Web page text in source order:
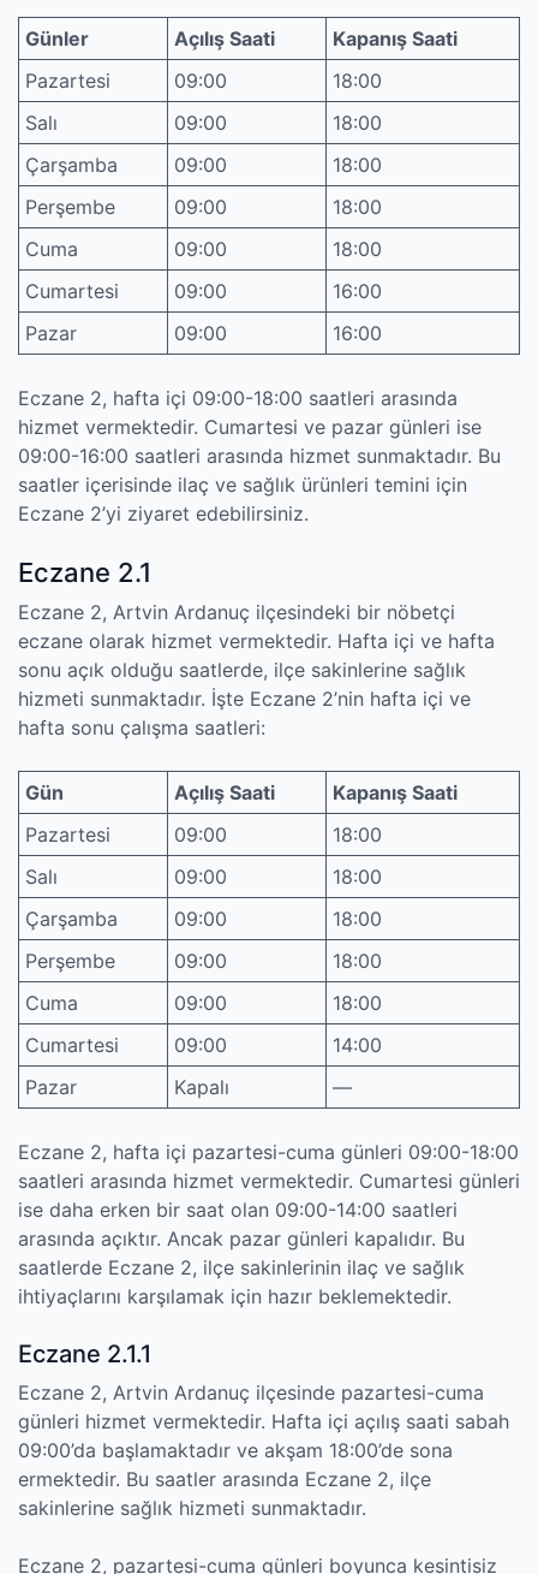
Günler Açılış Saati
Kapanış Saati
Pazartesi
09:00
18:00
Salı
09:00
18:00
Çarşamba
09:00
18:00
Perşembe
09:00
18:00
Cuma
09:00
18:00
Cumartesi
09:00
16:00
Pazar
09:00 16:00
Eczane 2, hafta içi 09:00-18:00 saatleri arasında
hizmet vermektedir. Cumartesi ve pazar günleri ise
09:00-16:00 saatleri arasında hizmet sunmaktadır. Bu
saatler içerisinde ilaç ve sağlık ürünleri temini için
Eczane 2’yi ziyaret edebilirsiniz.
Eczane 2.1
Eczane 2, Artvin Ardanuç ilçesindeki bir nöbetçi
eczane olarak hizmet vermektedir. Hafta içi ve hafta
sonu açık olduğu saatlerde, ilçe sakinlerine sağlık
hizmeti sunmaktadır. İşte Eczane 2’nin hafta içi ve
hafta sonu çalışma saatleri:
Gün Açılış Saati
Kapanış Saati
Pazartesi
09:00
18:00
Salı
09:00
18:00
Çarşamba
09:00
18:00
Perşembe
09:00
18:00
Cuma
09:00
18:00
Cumartesi
09:00
14:00
Pazar
Kapalı —
Eczane 2, hafta içi pazartesi-cuma günleri 09:00-18:00
saatleri arasında hizmet vermektedir. Cumartesi günleri
ise daha erken bir saat olan 09:00-14:00 saatleri
arasında açıktır. Ancak pazar günleri kapalıdır. Bu
saatlerde Eczane 2, ilçe sakinlerinin ilaç ve sağlık
ihtiyaçlarını karşılamak için hazır beklemektedir.
Eczane 2.1.1
Eczane 2, Artvin Ardanuç ilçesinde pazartesi-cuma
günleri hizmet vermektedir. Hafta içi açılış saati sabah
09:00’da başlamaktadır ve akşam 18:00’de sona
ermektedir. Bu saatler arasında Eczane 2, ilçe
sakinlerine sağlık hizmeti sunmaktadır.
Eczane 2, pazartesi-cuma günleri boyunca kesintisiz